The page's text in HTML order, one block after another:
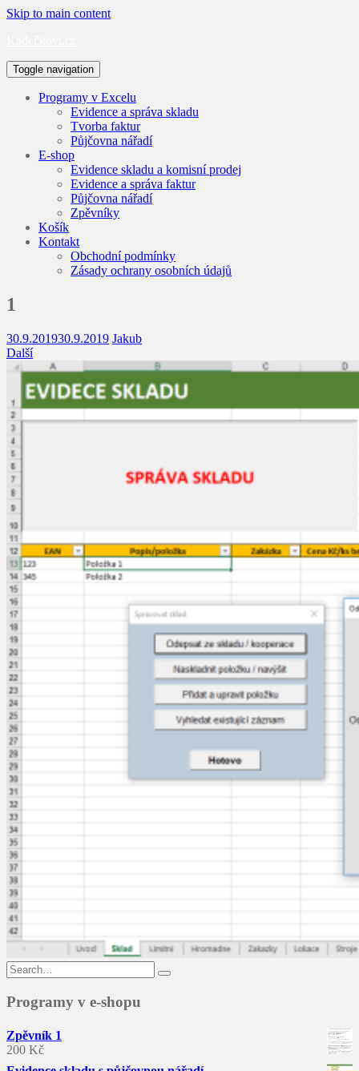
Skip to main content
Toggle navigation
Programy v Excelu
Evidence a správa skladu
Tvorba faktur
Půjčovna nářadí
E-shop
Evidence skladu a komisní prodej
Evidence a správa faktur
Půjčovna nářadí
Zpěvníky
Košík
Kontakt
Obchodní podmínky
Zásady ochrany osobních údajů
1
30.9.201930.9.2019 Jakub
Další
Search
for:
Programy v e-shopu
Zpěvník 1
200 Kč